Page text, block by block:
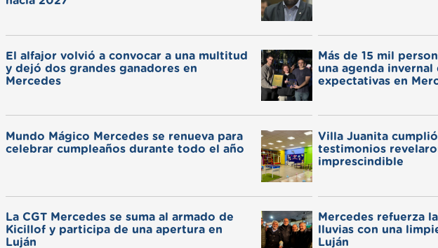
El alfajor volvió a convocar a una multitud
y dejó dos grandes ganadores en
Mercedes
Más de 15 mil
una agenda
expectativas en
Mundo Mágico Mercedes se renueva para
celebrar cumpleaños durante todo el año
Villa Juanita
testimonios
imprescindible
La CGT Mercedes se suma al armado de
Kicillof y participa de una apertura en
Luján
Mercedes refuerza
lluvias con una
Luján